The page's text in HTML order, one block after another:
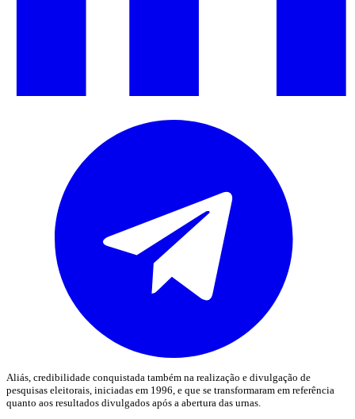
Aliás, credibilidade conquistada também na realização e divulgação de
pesquisas eleitorais, iniciadas em 1996, e que se transformaram em referência
quanto aos resultados divulgados após a abertura das urnas.